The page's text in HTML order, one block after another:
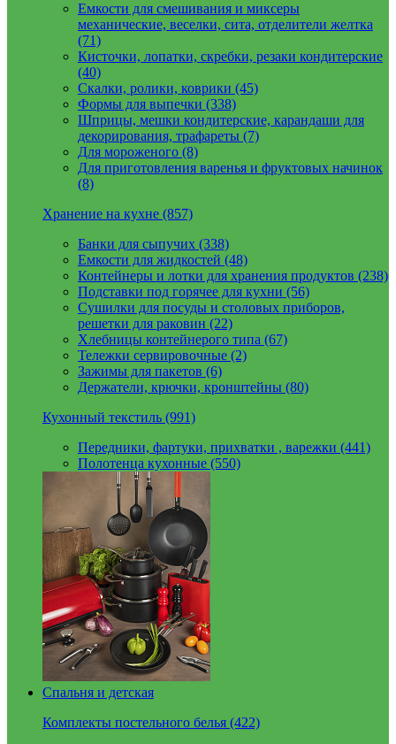
Емкости для смешивания и миксеры
механические, веселки, сита, отделители желтка
(71)
Кисточки, лопатки, скребки, резаки кондитерские
(40)
Скалки, ролики, коврики (45)
Формы для выпечки (338)
Шприцы, мешки кондитерские, карандаши для
декорирования, трафареты (7)
Для мороженого (8)
Для приготовления варенья и фруктовых начинок
(8)
Хранение на кухне (857)
Банки для сыпучих (338)
Емкости для жидкостей (48)
Контейнеры и лотки для хранения продуктов (238)
Подставки под горячее для кухни (56)
Сушилки для посуды и столовых приборов,
решетки для раковин (22)
Хлебницы контейнерого типа (67)
Тележки сервировочные (2)
Зажимы для пакетов (6)
Держатели, крючки, кронштейны (80)
Кухонный текстиль (991)
Передники, фартуки, прихватки , варежки (441)
Полотенца кухонные (550)
Спальня и детская
Комплекты постельного белья (422)